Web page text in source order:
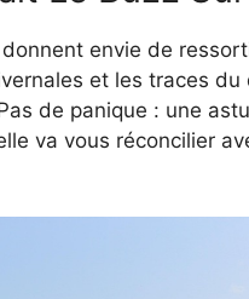
envie de
et les traces
de panique : une
va vous réconcilier